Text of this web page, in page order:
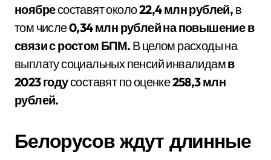
ноябресоставят около22,4 млн рублей, в
том числе0,34 млн рублей на повышение в
связи с ростом БПМ. В целом расходы на
выплату социальных пенсий инвалидамв
2023 годусоставят по оценке258,3 млн
рублей.
Белорусов ждут длинные